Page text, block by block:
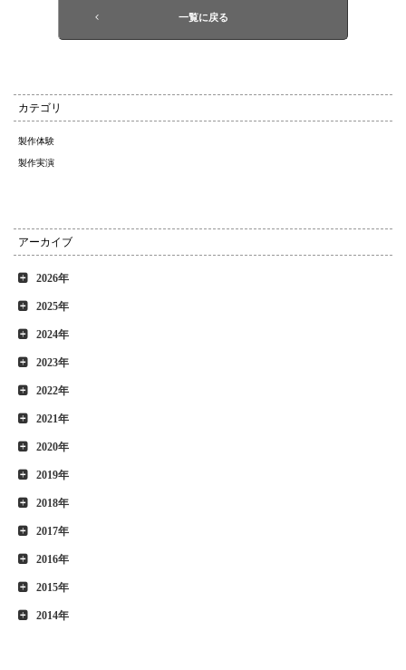
一覧に戻る
カテゴリ
製作体験
製作実演
アーカイブ
2026年
2025年
2024年
2023年
2022年
2021年
2020年
2019年
2018年
2017年
2016年
2015年
2014年